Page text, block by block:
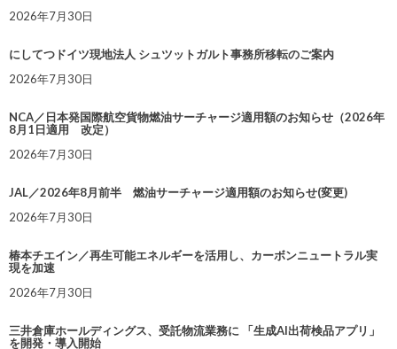
2026年7月30日
にしてつドイツ現地法人 シュツットガルト事務所移転のご案内
2026年7月30日
NCA／日本発国際航空貨物燃油サーチャージ適用額のお知らせ（2026年
8月1日適用 改定）
2026年7月30日
JAL／2026年8月前半 燃油サーチャージ適用額のお知らせ(変更)
2026年7月30日
椿本チエイン／再生可能エネルギーを活用し、カーボンニュートラル実
現を加速
2026年7月30日
三井倉庫ホールディングス、受託物流業務に 「生成AI出荷検品アプリ」
を開発・導入開始